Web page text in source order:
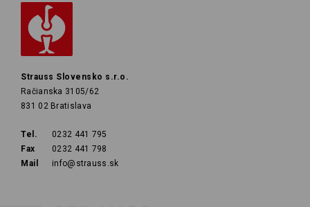
Strauss Slovensko s.r.o.
Račianska 3105/62
831 02 Bratislava
Tel.
0232 441 795
Fax
0232 441 798
Mail
info@strauss.sk